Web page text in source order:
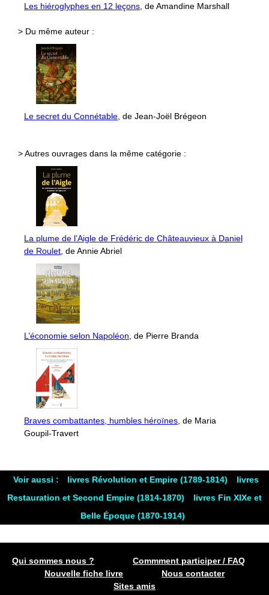
Les hiéroglyphes en 12 leçons , de Amandine Marshall
> Du même auteur :
Le secret du Connétable , de Jean-Joël Brégeon
> Autres ouvrages dans la même catégorie :
La plume de l’Aigle de Frédéric de Châteauvieux à Daniel
de Roulet , de Annie Abriel
L’économie selon Napoléon , de Pierre Branda
Braves combattantes, humbles héroïnes , de Maria
Goupil-Travert
Voir aussi : livres Révolution et Empire (1789-1814)
livres
Restauration et Second Empire (1814-1870)
livres Fin XIXe et
Belle Époque (1870-1914)
Qui sommes nous ?
Commment participer / FAQ
Nouvelle fiche livre
Nous contacter
Sites amis